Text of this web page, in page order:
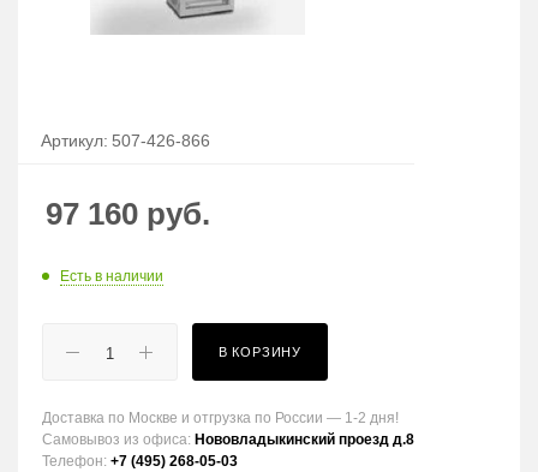
Артикул: 507-426-866
97 160 руб.
Есть в наличии
В КОРЗИНУ
Доставка по Москве и отгрузка по России — 1-2 дня!
Самовывоз из офиса: Нововладыкинский проезд д.8
Телефон: +7 (495) 268-05-03